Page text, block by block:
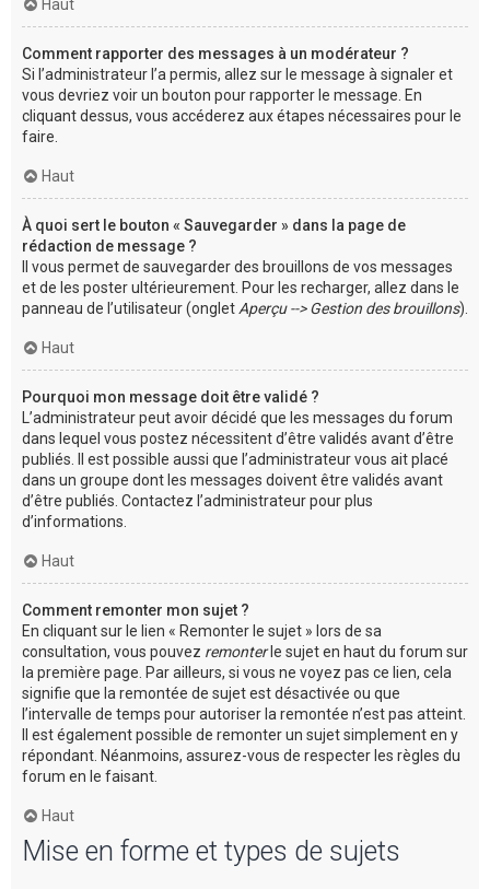
Haut
Comment rapporter des messages à un modérateur ?
Si l’administrateur l’a permis, allez sur le message à signaler et
vous devriez voir un bouton pour rapporter le message. En
cliquant dessus, vous accéderez aux étapes nécessaires pour le
faire.
Haut
À quoi sert le bouton « Sauvegarder » dans la page de
rédaction de message ?
Il vous permet de sauvegarder des brouillons de vos messages
et de les poster ultérieurement. Pour les recharger, allez dans le
panneau de l’utilisateur (onglet Aperçu --> Gestion des brouillons).
Haut
Pourquoi mon message doit être validé ?
L’administrateur peut avoir décidé que les messages du forum
dans lequel vous postez nécessitent d’être validés avant d’être
publiés. Il est possible aussi que l’administrateur vous ait placé
dans un groupe dont les messages doivent être validés avant
d’être publiés. Contactez l’administrateur pour plus
d’informations.
Haut
Comment remonter mon sujet ?
En cliquant sur le lien « Remonter le sujet » lors de sa
consultation, vous pouvez remonterle sujet en haut du forum sur
la première page. Par ailleurs, si vous ne voyez pas ce lien, cela
signifie que la remontée de sujet est désactivée ou que
l’intervalle de temps pour autoriser la remontée n’est pas atteint.
Il est également possible de remonter un sujet simplement en y
répondant. Néanmoins, assurez-vous de respecter les règles du
forum en le faisant.
Haut
Mise en forme et types de sujets